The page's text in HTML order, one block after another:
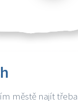
městě najít